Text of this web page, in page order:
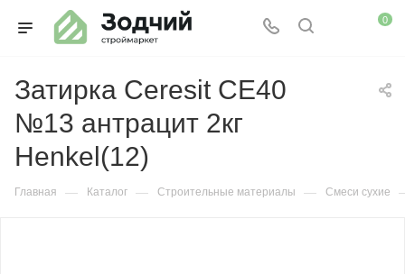
0
Затирка Ceresit СЕ40
№13 антрацит 2кг
Henkel(12)
Главная — Каталог — Строительные материалы — Смеси сухие